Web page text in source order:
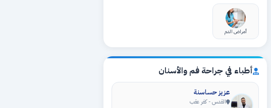
أمراض الدم
أطباء في جراحة فم والأسنان
عزيز حساسنة
القدس - كفر عقب